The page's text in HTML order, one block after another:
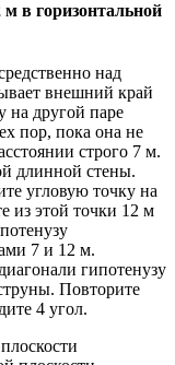
в горизонтальной
над
внешний край
на другой паре
пор, пока она не
строго 7 м.
длинной стены.
угловую точку на
из этой точки 12 м
7 и 12 м.
гипотенузу
Повторите
4 угол.